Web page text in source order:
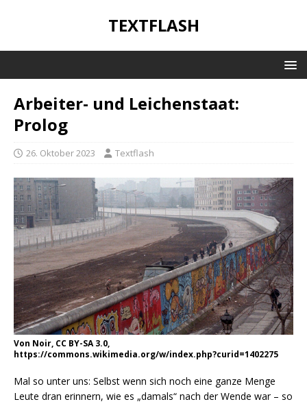
TEXTFLASH
Arbeiter- und Leichenstaat:
Prolog
26. Oktober 2023 Textflash
Von Noir, CC BY-SA 3.0,
https://commons.wikimedia.org/w/index.php?curid=1402275
Mal so unter uns: Selbst wenn sich noch eine ganze Menge
Leute dran erinnern, wie es „damals“ nach der Wende war – so